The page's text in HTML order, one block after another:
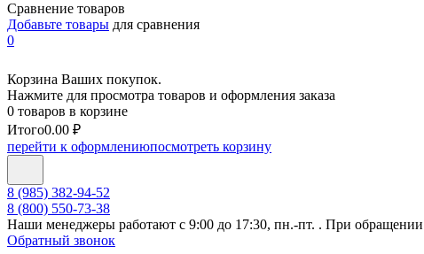
Сравнение товаров
Добавьте товары для сравнения
0
Корзина Ваших покупок.
Нажмите для просмотра товаров и оформления заказа
0 товаров в корзине
Итого0.00 ₽
перейти к оформлениюпосмотреть корзину
8 (985) 382-94-52
8 (800) 550-73-38
Наши менеджеры работают с 9:00 до 17:30, пн.-пт. . При обращении
Обратный звонок